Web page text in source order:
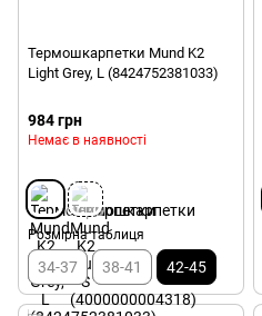
Термошкарпетки Mund K2
Light Grey, L (8424752381033)
984 грн
Немає в наявності
Розмірна таблиця
34-37 38-41 42-45